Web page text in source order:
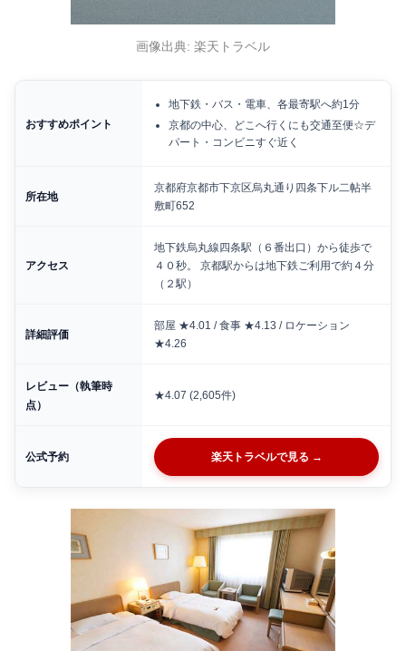
画像出典: 楽天トラベル
おすすめポイント
地下鉄・バス・電車、各最寄駅へ約1分
京都の中心、どこへ行くにも交通至便☆デ
パート・コンビニすぐ近く
所在地
京都府京都市下京区烏丸通り四条下ル二帖半
敷町652
アクセス
地下鉄烏丸線四条駅（６番出口）から徒歩で
４０秒。 京都駅からは地下鉄ご利用で約４分
（２駅）
詳細評価
部屋 ★4.01 / 食事 ★4.13 / ロケーション
★4.26
レビュー（執筆時
点）
★4.07 (2,605件)
公式予約 楽天トラベルで見る →